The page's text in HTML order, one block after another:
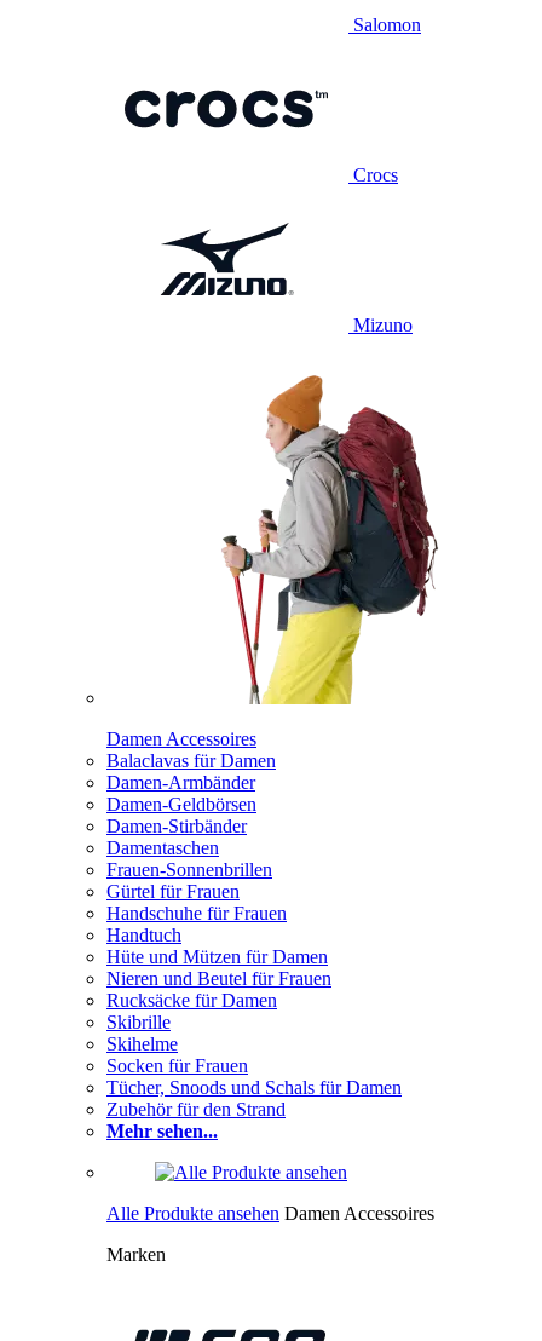
Salomon
Crocs
Mizuno
Damen Accessoires
Balaclavas für Damen
Damen-Armbänder
Damen-Geldbörsen
Damen-Stirbänder
Damentaschen
Frauen-Sonnenbrillen
Gürtel für Frauen
Handschuhe für Frauen
Handtuch
Hüte und Mützen für Damen
Nieren und Beutel für Frauen
Rucksäcke für Damen
Skibrille
Skihelme
Socken für Frauen
Tücher, Snoods und Schals für Damen
Zubehör für den Strand
Mehr sehen...
Alle Produkte ansehen Damen Accessoires
Marken